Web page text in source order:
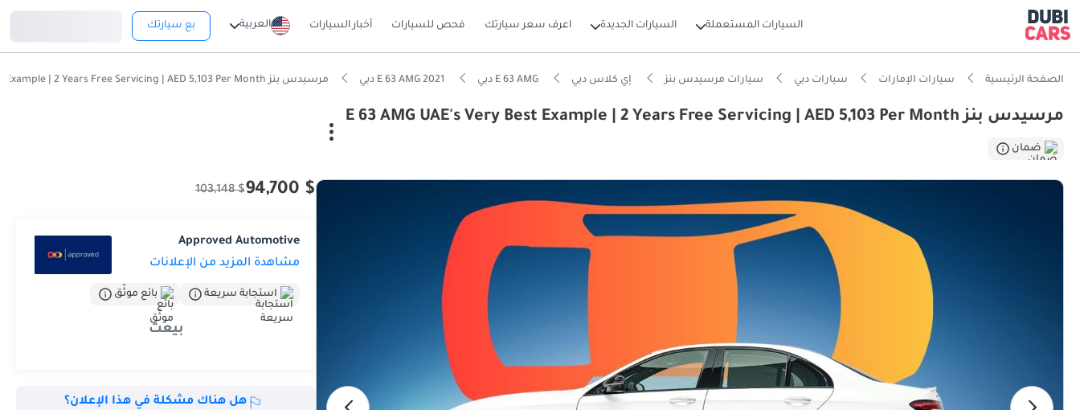
السيارات المستعملة السيارات الجديدة اعرف سعر سيارتك فحص للسيارات أخبار السيارات العربية بع سيارتك
الصفحة الرئيسية سيارات الإمارات سيارات دبي سيارات مرسيدس بنز إي كلاس دبي مرسيدس بنز E 63 AMG UAE's Very Best Example | 2 Years Free Servicing | AED 5,103 Per Month
مرسيدس بنز E 63 AMG UAE's Very Best Example | 2 Years Free Servicing | AED 5,103 Per Month
ضمان
$ 94,700
$ 103,148
Approved Automotive
مشاهدة المزيد من الإعلانات
استجابة سريعة بائع موثّق
بيعت
هل هناك مشكلة في هذا الإعلان؟